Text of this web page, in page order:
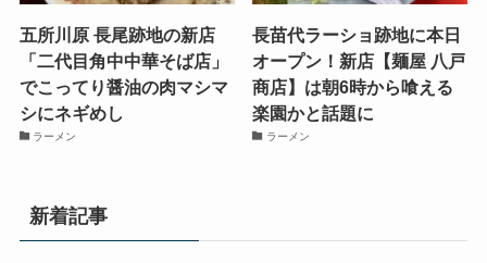
五所川原 長尾跡地の新店
「二代目角中中華そば店」
でこってり醤油の肉マシマ
シにネギめし
ラーメン
長苗代ラーショ跡地に本日
オープン！新店【麺屋 八戸
商店】は朝6時から喰える
楽園かと話題に
ラーメン
新着記事